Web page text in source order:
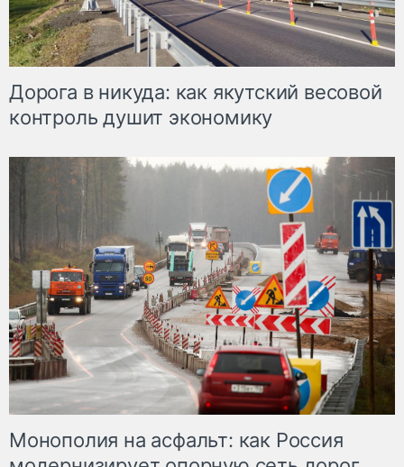
Дорога в никуда: как якутский весовой
контроль душит экономику
Монополия на асфальт: как Россия